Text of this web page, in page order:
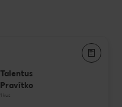
Talentus
Pravítko
1 kus